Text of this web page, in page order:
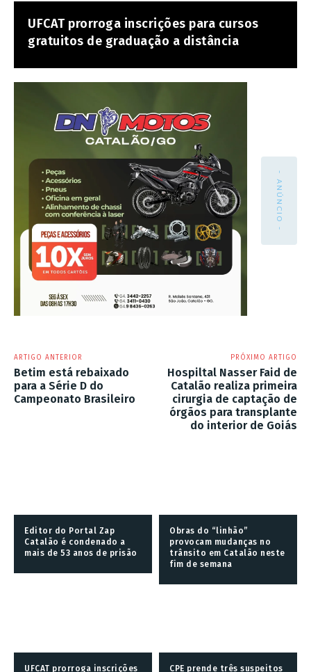
UFCAT prorroga inscrições para cursos
gratuitos de graduação a distância
- ANÚNCIO -
ARTIGO ANTERIOR
Betim está rebaixado
para a Série D do
Campeonato Brasileiro
PRÓXIMO ARTIGO
Hospiltal Nasser Faid de
Catalão realiza primeira
cirurgia de captação de
órgãos para transplante
do interior de Goiás
Editor do Portal Zap
Catalão é condenado a
mais de 53 anos de prisão
Obras do “linhão”
provocam mudanças no
trânsito em Catalão neste
fim de semana
UFCAT prorroga inscrições
CPE prende três suspeitos